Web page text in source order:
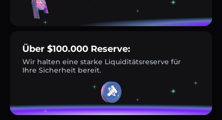
Über $100.000 Reserve:
Wir halten eine starke Liquiditätsreserve für
Ihre Sicherheit bereit.